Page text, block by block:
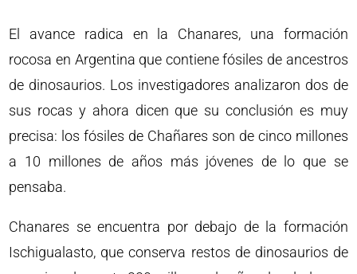
El avance radica en la Chanares, una formación
rocosa en Argentina que contiene fósiles de ancestros
de dinosaurios. Los investigadores analizaron dos de
sus rocas y ahora dicen que su conclusión es muy
precisa: los fósiles de Chañares son de cinco millones
a 10 millones de años más jóvenes de lo que se
pensaba.
Chanares se encuentra por debajo de la formación
Ischigualasto, que conserva restos de dinosaurios de